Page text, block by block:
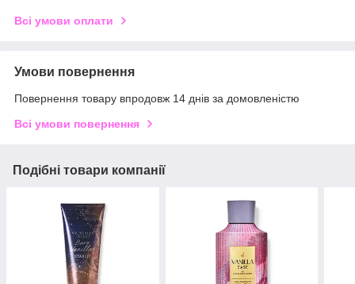
Всі умови оплати
Умови повернення
Повернення товару впродовж 14 днів за домовленістю
Всі умови повернення
Подібні товари компанії